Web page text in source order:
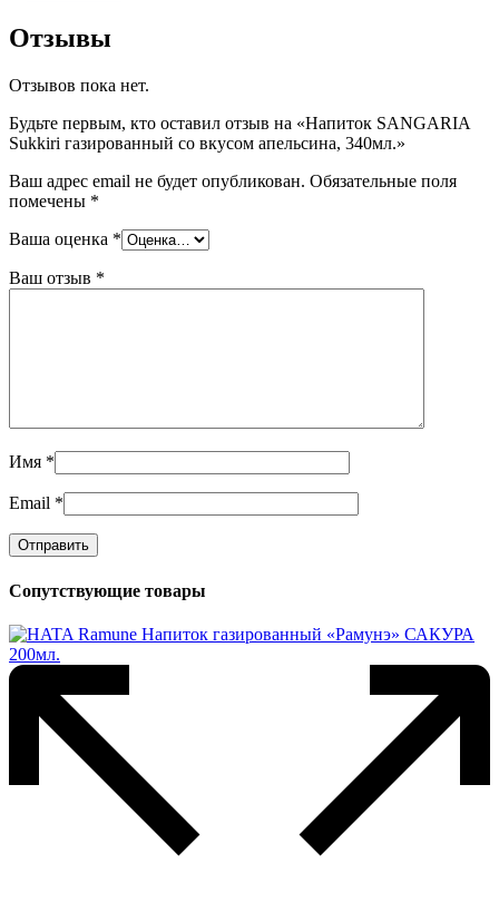
Отзывы
Отзывов пока нет.
Будьте первым, кто оставил отзыв на «Напиток SANGARIA
Sukkiri газированный со вкусом апельсина, 340мл.»
Ваш адрес email не будет опубликован. Обязательные поля
помечены *
Ваша оценка *
Ваш отзыв *
Имя *
Email *
Сопутствующие товары